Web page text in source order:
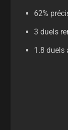
62%
3 duels
1.8 duels